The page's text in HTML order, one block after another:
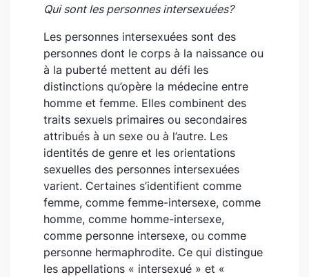
Qui sont les personnes intersexuées?
Les personnes intersexuées sont des
personnes dont le corps à la naissance ou
à la puberté mettent au défi les
distinctions qu’opère la médecine entre
homme et femme. Elles combinent des
traits sexuels primaires ou secondaires
attribués à un sexe ou à l’autre. Les
identités de genre et les orientations
sexuelles des personnes intersexuées
varient. Certaines s’identifient comme
femme, comme femme-intersexe, comme
homme, comme homme-intersexe,
comme personne intersexe, ou comme
personne hermaphrodite. Ce qui distingue
les appellations « intersexué » et «